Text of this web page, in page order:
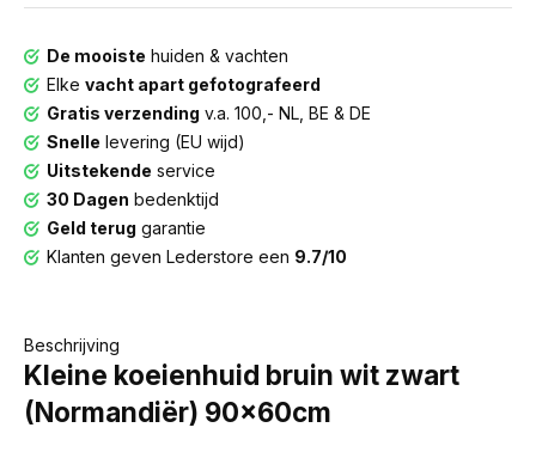
De mooiste huiden & vachten
Elke vacht apart gefotografeerd
Gratis verzending v.a. 100,- NL, BE & DE
Snelle levering (EU wijd)
Uitstekende service
30 Dagen bedenktijd
Geld terug garantie
Klanten geven Lederstore een 9.7/10
Beschrijving
Kleine koeienhuid bruin wit zwart
(Normandiër) 90x60cm